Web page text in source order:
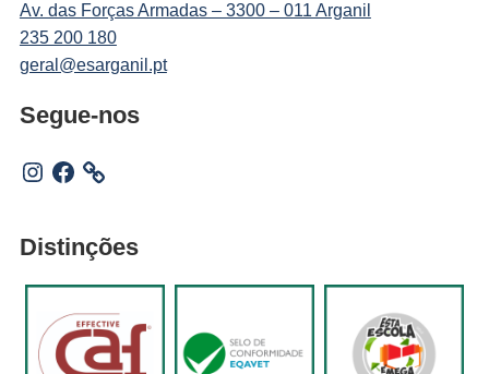
Av. das Forças Armadas – 3300 – 011 Arganil
235 200 180
geral@esarganil.pt
Segue-nos
Instagram
Facebook
Distinções